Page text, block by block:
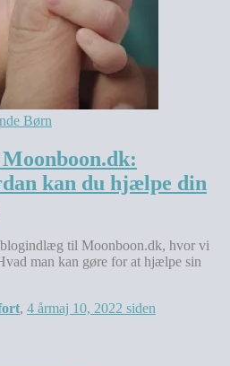
Børn
kan du hjælpe din
blogindlæg til Moonboon.dk, hvor vi
man kan gøre for at hjælpe sin
, 4 årmaj 10, 2022 siden